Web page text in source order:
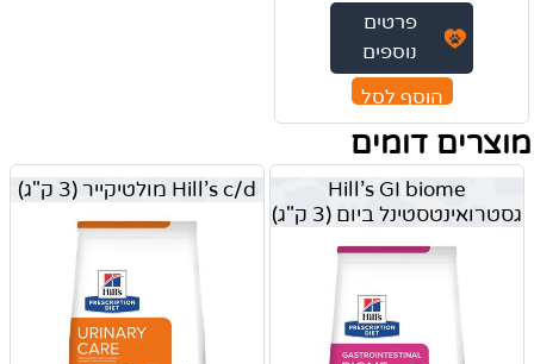
פרטים
נוספים
הוסף לסל
מוצרים דומים
Hill's GI biome
גסטרואינטסטינל ביום (3 ק"ג)
Hill's c/d מולטיקייר (3 ק"ג)